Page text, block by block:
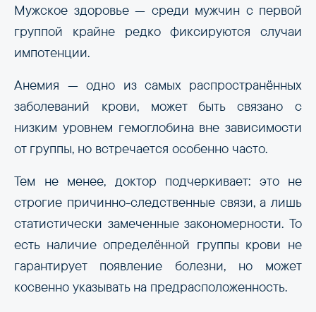
Мужское здоровье — среди мужчин с первой
группой крайне редко фиксируются случаи
импотенции.
Анемия — одно из самых распространённых
заболеваний крови, может быть связано с
низким уровнем гемоглобина вне зависимости
от группы, но встречается особенно часто.
Тем не менее, доктор подчеркивает: это не
строгие причинно-следственные связи, а лишь
статистически замеченные закономерности. То
есть наличие определённой группы крови не
гарантирует появление болезни, но может
косвенно указывать на предрасположенность.